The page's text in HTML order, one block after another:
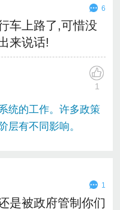
6
车上路了,可惜没
来说话!
1
统的工作。许多政策
层有不同影响。
1
是被政府管制你们